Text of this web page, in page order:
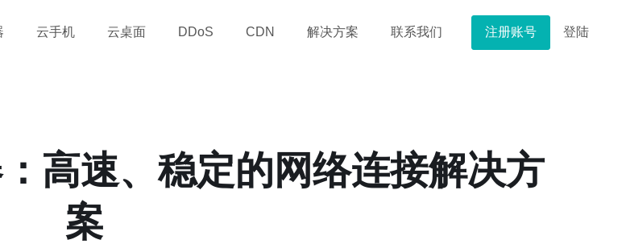
云手机 云桌面 DDoS CDN 解决方案 联系我们 注册账号 登陆
高速、稳定的网络连接解决方
案